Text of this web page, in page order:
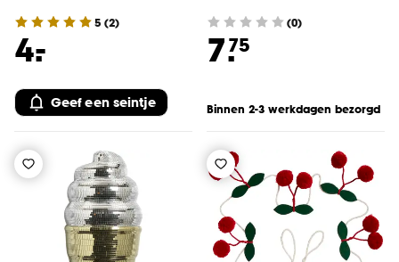
5 (2)
4.
-
Geef een seintje
(0)
7.75
Binnen 2-3 werkdagen bezorgd